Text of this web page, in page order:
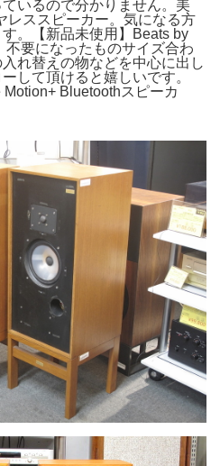
いるので分かりません。美
レススピーカー。気になる方
。【新品未使用】Beats by
要になったものサイズ合わ
れ替えの物などを中心に出し
して頂けると嬉しいです。
Motion+ Bluetoothスピーカ